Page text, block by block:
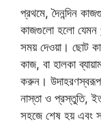
প্রথমে, দৈনন্দিন
কাজগুলো হলো যেমন
সময় দেওয়া। ছোট
কাজ, বা হালকা
করুন।
নাস্তা ও প্রস্তুতি,
সহজে শেষ হয় এবং